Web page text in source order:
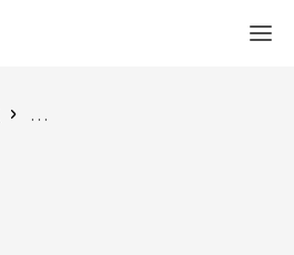
Nyheter - skred og vassdrag